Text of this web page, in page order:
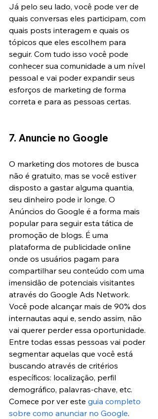
Já pelo seu lado, você pode ver de
quais conversas eles participam, com
quais posts interagem e quais os
tópicos que eles escolhem para
seguir. Com tudo isso você pode
conhecer sua comunidade a um nível
pessoal e vai poder expandir seus
esforços de marketing de forma
correta e para as pessoas certas.
7. Anuncie no Google
O marketing dos motores de busca
não é gratuito, mas se você estiver
disposto a gastar alguma quantia,
seu dinheiro pode ir longe. O
Anúncios do Google é a forma mais
popular para seguir esta tática de
promoção de blogs. É uma
plataforma de publicidade online
onde os usuários pagam para
compartilhar seu conteúdo com uma
imensidão de potenciais visitantes
através do Google Ads Network.
Você pode alcançar mais de 90% dos
internautas aqui e, sendo assim, não
vai querer perder essa oportunidade.
Entre todas essas pessoas vai poder
segmentar aquelas que você está
buscando através de critérios
específicos: localização, perfil
demográfico, palavras-chave, etc.
Comece por ver este guia completo
sobre como anunciar no Google.